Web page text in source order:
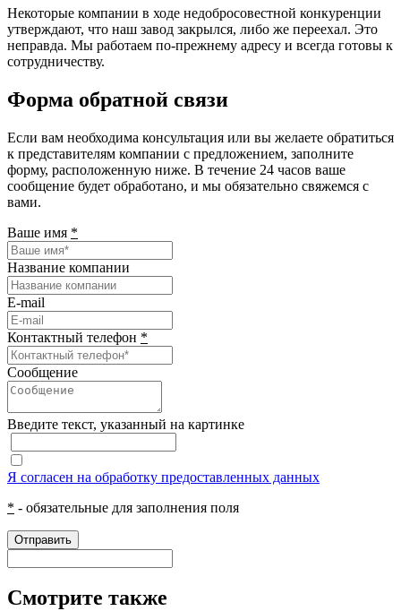
Некоторые компании в ходе недобросовестной конкуренции
утверждают, что наш завод закрылся, либо же переехал. Это
неправда. Мы работаем по-прежнему адресу и всегда готовы к
сотрудничеству.
Форма обратной связи
Если вам необходима консультация или вы желаете обратиться
к представителям компании с предложением, заполните
форму, расположенную ниже. В течение 24 часов ваше
сообщение будет обработано, и мы обязательно свяжемся с
вами.
Ваше имя *
Название компании
E-mail
Контактный телефон *
Сообщение
Введите текcт, указанный на картинке
Я согласен на обработку предоставленных данных
* - обязательные для заполнения поля
Отправить
Смотрите также